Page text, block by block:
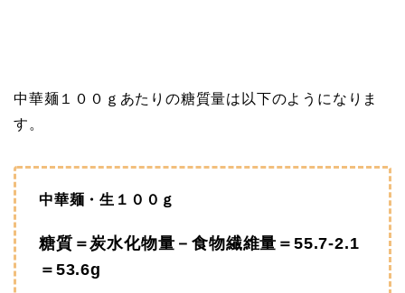
中華麺１００ｇあたりの糖質量は以下のようになりま
す。
中華麺・生１００ｇ
糖質＝炭水化物量－食物繊維量＝55.7‐2.1
＝53.6g